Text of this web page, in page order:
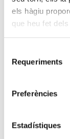
els hàgiu
que heu fet
Requeriments
Preferències
Estadístiques
desembre
aspectes
Societats en
TEMARI:
...).
3. Base
temporal,